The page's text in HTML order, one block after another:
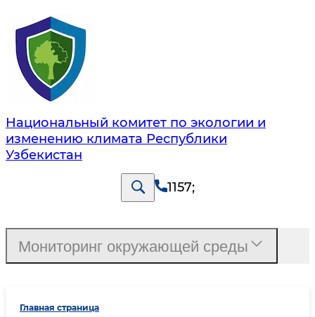
Национальный комитет по экологии и
изменению климата Республики
Узбекистан
1157;
Главная страница
Мониторинг окружающей среды